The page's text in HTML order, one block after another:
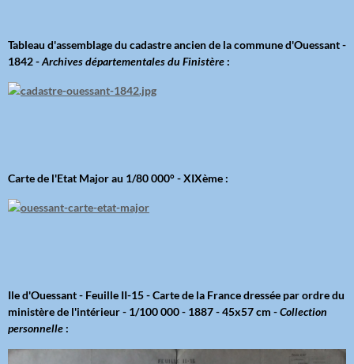
Tableau d'assemblage du cadastre ancien de la commune d'Ouessant -
1842 -Archives départementales du Finistère :
Carte de l'Etat Major au 1/80 000° - XIXème :
Ile d'Ouessant - Feuille II-15 - Carte de la France dressée par ordre du
ministère de l'intérieur - 1/100 000 - 1887 - 45x57 cm -Collection
personnelle :